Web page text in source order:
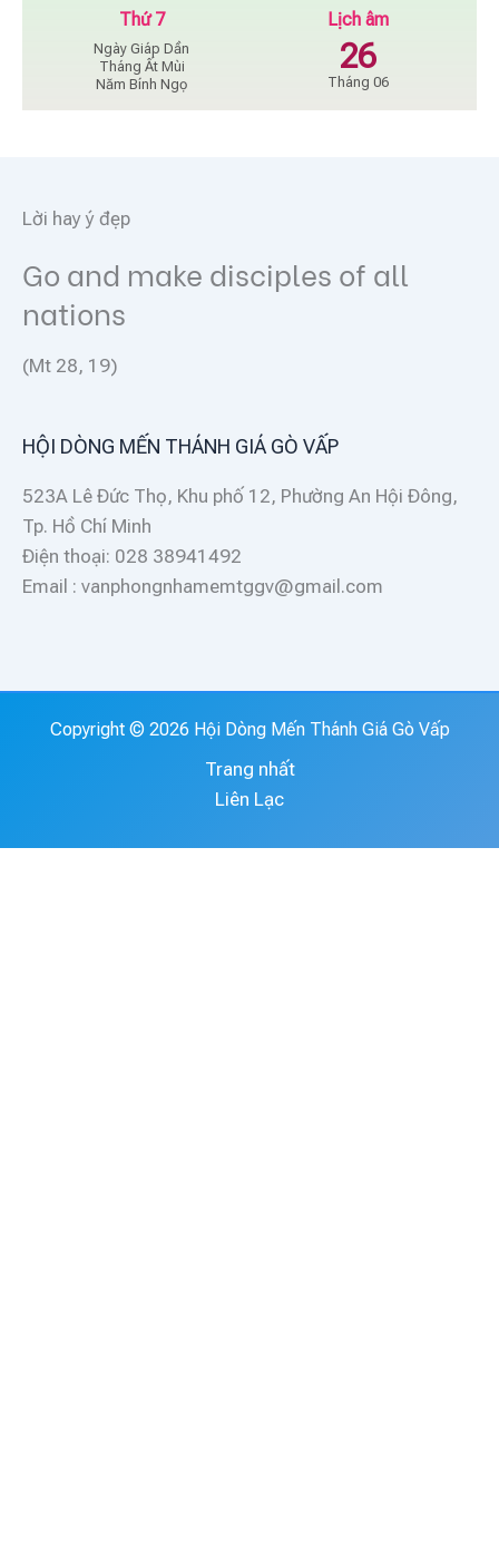
Thứ 7
Ngày Giáp Dần
Tháng Ất Mùi
Năm Bính Ngọ
Lịch âm
26
Tháng 06
Lời hay ý đẹp
Go and make disciples of all
nations
(Mt 28, 19)
HỘI DÒNG MẾN THÁNH GIÁ GÒ VẤP
523A Lê Đức Thọ, Khu phố 12, Phường An Hội Đông,
Tp. Hồ Chí Minh
Điện thoại: 028 38941492
Email : vanphongnhamemtggv@gmail.com
Copyright © 2026 Hội Dòng Mến Thánh Giá Gò Vấp
Trang nhất
Liên Lạc